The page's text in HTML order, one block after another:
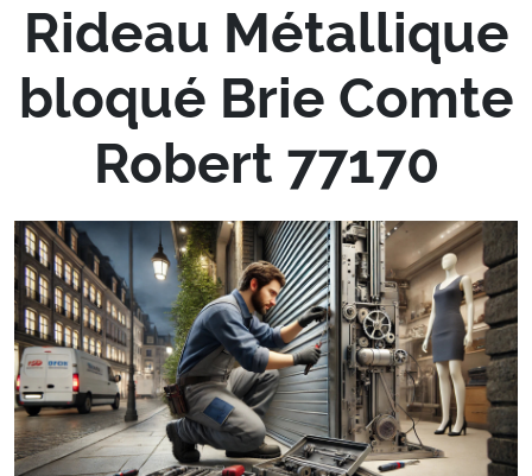
Rideau Métallique
bloqué Brie Comte
Robert 77170